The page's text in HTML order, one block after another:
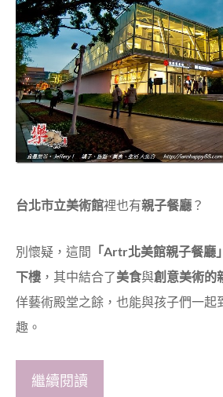
台北市立美術館裡也有親子餐廳 ？
別懷疑，這間 「Artr北美館親子餐廳」
下樓 ，其中結合了美食與創意美術的
佯藝術殿堂之餘，也能與孩子們一起
趣。
繼續閱讀